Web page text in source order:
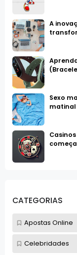
A
Sexo
matinal
CATEGORIAS
Apostas Online
Celebridades